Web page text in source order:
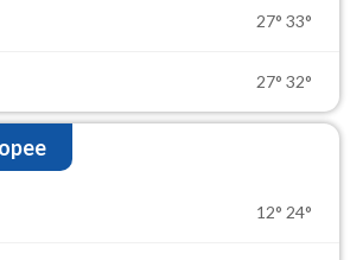
27° 33°
27° 32°
12° 24°